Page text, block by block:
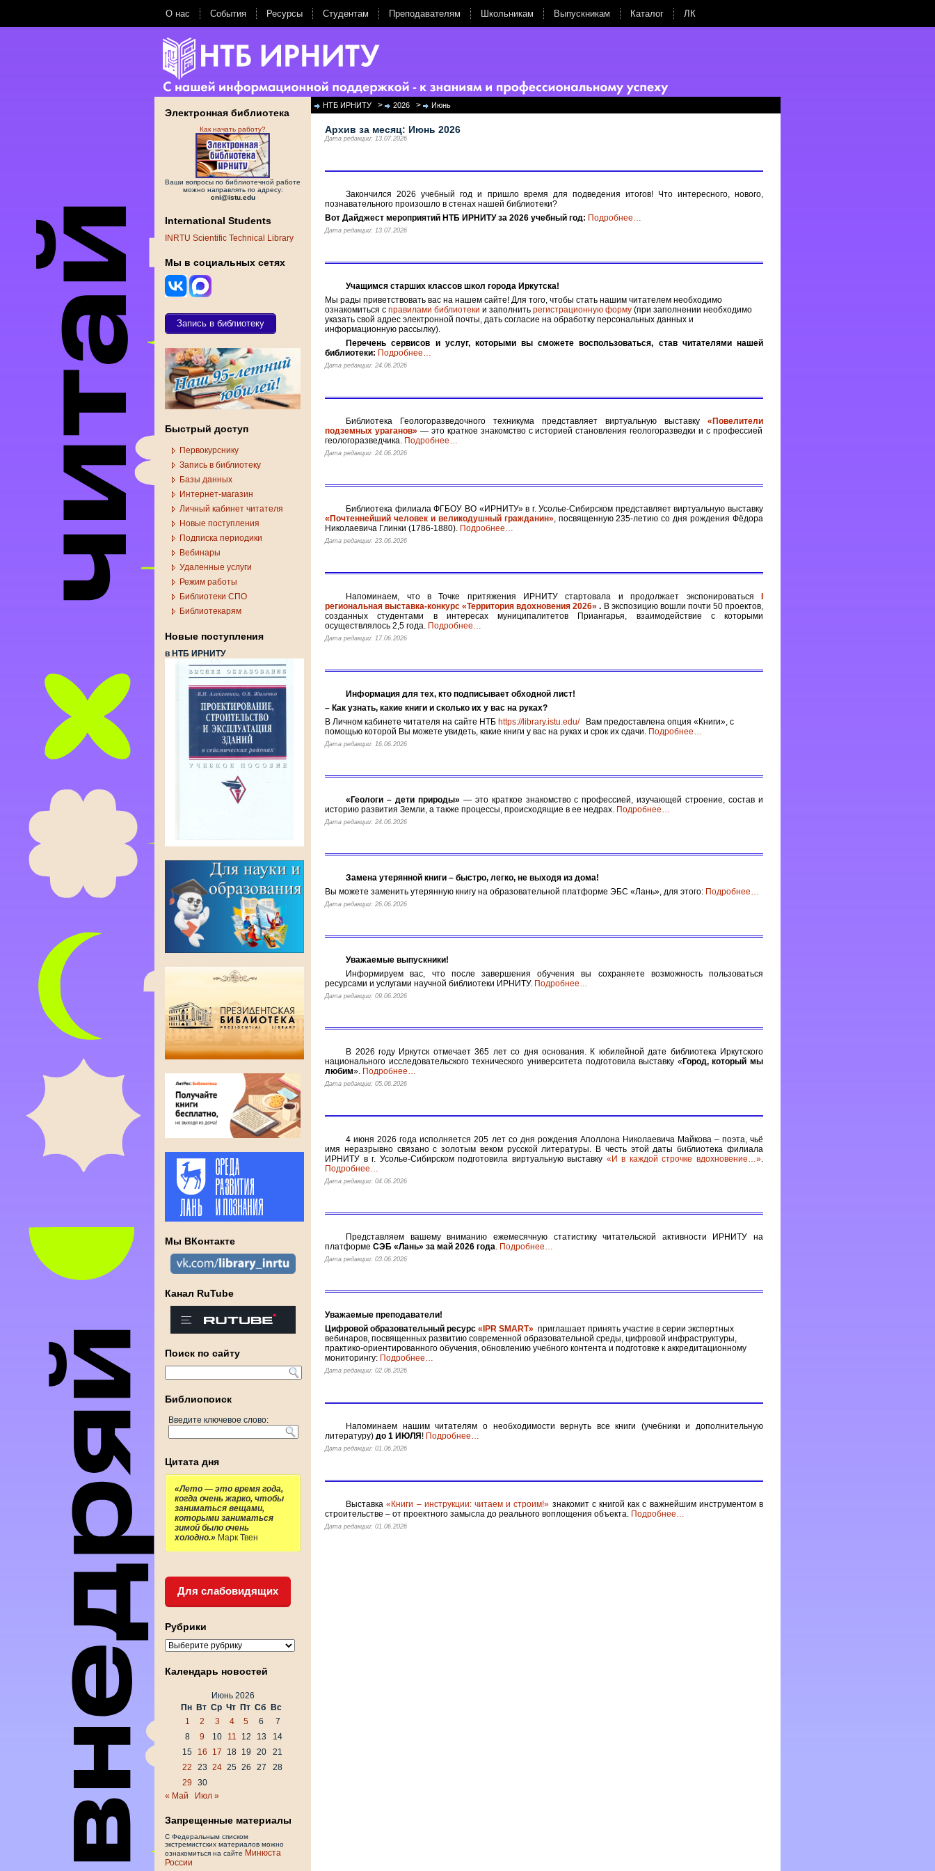
О нас События Ресурсы Студентам Преподавателям Школьникам Выпускникам Каталог ЛК
Электронная библиотека
Как начать работу?
Ваши вопросы по библиотечной работе
можно направлять по адресу:
cni@istu.edu
International Students
INRTU Scientific Technical Library
Мы в социальных сетях
Запись в библиотеку
Быстрый доступ
Первокурснику
Запись в библиотеку
Базы данных
Интернет-магазин
Личный кабинет читателя
Новые поступления
Подписка периодики
Вебинары
Удаленные услуги
Режим работы
Библиотеки СПО
Библиотекарям
Новые поступления
в НТБ ИРНИТУ
Мы ВКонтакте
Канал RuTube
Поиск по сайту
Библиопоиск
Введите ключевое слово:
Цитата дня
«Лето — это время года,
когда очень жарко, чтобы
заниматься вещами,
которыми заниматься
зимой было очень
холодно.» Марк Твен
Для слабовидящих
Рубрики
Рубрики
Календарь новостей
Июнь 2026
Пн Вт Ср Чт Пт Сб
Вс
1
2 3 4 5 6
7
8
9 10 11 12 13
14
15
16 17 18 19 20
21
22
23 24 25 26 27
28
29
30
« Май
Июл »
Запрещенные материалы
С Федеральным списком
экстремистских материалов можно
ознакомиться на сайте Минюста
России
НТБ ИРНИТУ > 2026 > Июнь
Архив за месяц: Июнь 2026
Дата редакции: 13.07.2026
Закончился 2026 учебный год и пришло время для подведения итогов! Что интересного, нового,
познавательного произошло в стенах нашей библиотеки?
Вот Дайджест мероприятий НТБ ИРНИТУ за 2026 учебный год: Подробнее…
Дата редакции: 13.07.2026
Учащимся старших классов школ города Иркутска!
Мы рады приветствовать вас на нашем сайте! Для того, чтобы стать нашим читателем необходимо
ознакомиться с правилами библиотеки и заполнить регистрационную форму (при заполнении необходимо
указать свой адрес электронной почты, дать согласие на обработку персональных данных и
информационную рассылку).
Перечень сервисов и услуг, которыми вы сможете воспользоваться, став читателями нашей
библиотеки: Подробнее…
Дата редакции: 24.06.2026
Библиотека Геологоразведочного техникума представляет виртуальную выставку «Повелители
подземных ураганов» — это краткое знакомство с историей становления геологоразведки и с профессией
геологоразведчика. Подробнее…
Дата редакции: 24.06.2026
Библиотека филиала ФГБОУ ВО «ИРНИТУ» в г. Усолье-Сибирском представляет виртуальную выставку
«Почтеннейший человек и великодушный гражданин», посвященную 235-летию со дня рождения Фёдора
Николаевича Глинки (1786-1880). Подробнее…
Дата редакции: 23.06.2026
Напоминаем, что в Точке притяжения ИРНИТУ стартовала и продолжает экспонироваться
региональная выставка-конкурс «Территория вдохновения 2026». В экспозицию вошли почти 50 проектов,
созданных студентами в интересах муниципалитетов Приангарья, взаимодействие с которыми
осуществлялось 2,5 года. Подробнее…
Дата редакции: 17.06.2026
Информация для тех, кто подписывает обходной лист!
– Как узнать, какие книги и сколько их у вас на руках?
В Личном кабинете читателя на сайте НТБ https://library.istu.edu/Вам предоставлена опция «Книги», с
помощью которой Вы можете увидеть, какие книги у вас на руках и срок их сдачи. Подробнее…
Дата редакции: 16.06.2026
«Геологи – дети природы» — это краткое знакомство с профессией, изучающей строение, состав и
историю развития Земли, а также процессы, происходящие в ее недрах. Подробнее…
Дата редакции: 24.06.2026
Замена утерянной книги – быстро, легко, не выходя из дома!
Вы можете заменить утерянную книгу на образовательной платформе ЭБС «Лань», для этого: Подробнее…
Дата редакции: 26.06.2026
Уважаемые выпускники!
Информируем вас, что после завершения обучения вы сохраняете возможность пользоваться
ресурсами и услугами научной библиотеки ИРНИТУ. Подробнее…
Дата редакции: 09.06.2026
В 2026 году Иркутск отмечает 365 лет со дня основания. К юбилейной дате библиотека Иркутского
национального исследовательского технического университета подготовила выставку « Город, который мы
любим». Подробнее…
Дата редакции: 05.06.2026
4 июня 2026 года исполняется 205 лет со дня рождения Аполлона Николаевича Майкова – поэта, чьё
имя неразрывно связано с золотым веком русской литературы. В честь этой даты библиотека филиала
ИРНИТУ в г. Усолье-Сибирском подготовила виртуальную выставку «И в каждой строчке вдохновение…».
Подробнее…
Дата редакции: 04.06.2026
Представляем вашему вниманию ежемесячную статистику читательской активности ИРНИТУ на
платформе СЭБ «Лань» за май 2026 года. Подробнее…
Дата редакции: 03.06.2026
Уважаемые преподаватели!
Цифровой образовательный ресурс «IPR SMART» приглашает принять участие в серии экспертных
вебинаров, посвященных развитию современной образовательной среды, цифровой инфраструктуры,
практико-ориентированного обучения, обновлению учебного контента и подготовке к аккредитационному
мониторингу: Подробнее…
Дата редакции: 02.06.2026
Напоминаем нашим читателям о необходимости вернуть все книги (учебники и дополнительную
литературу) до 1 ИЮЛЯ ! Подробнее…
Дата редакции: 01.06.2026
Выставка«Книги – инструкции: читаем и строим!» знакомит с книгой как с важнейшим инструментом в
строительстве – от проектного замысла до реального воплощения объекта. Подробнее…
Дата редакции: 01.06.2026